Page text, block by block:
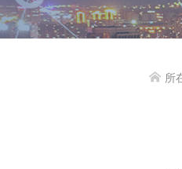
 所